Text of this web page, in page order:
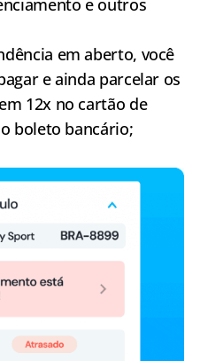
e outros
em aberto, você
e ainda parcelar os
12x no cartão de
boleto bancário;